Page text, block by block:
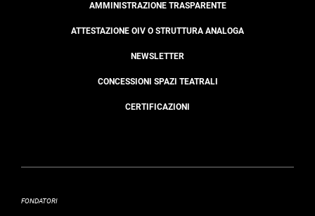
AMMINISTRAZIONE TRASPARENTE
ATTESTAZIONE OIV O STRUTTURA ANALOGA
NEWSLETTER
CONCESSIONI SPAZI TEATRALI
CERTIFICAZIONI
FONDATORI